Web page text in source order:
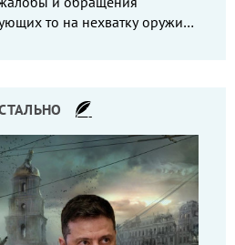
то на нехватку оружия,